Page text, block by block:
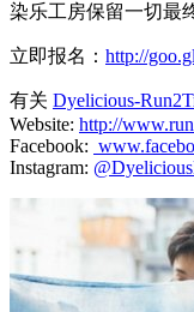
染乐工房保留一切最
立即报名： http://
有关 Dyelicious-
Website: http://
Facebook:
Instagram: